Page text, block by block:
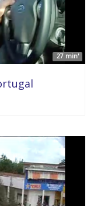
27 min'